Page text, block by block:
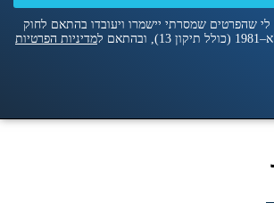
שהפרטים שמסרתי יישמרו ויעובדו בהתאם לחוק
ל
מדיניות הפרטיות